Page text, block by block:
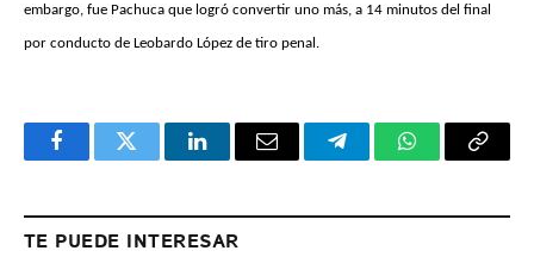
embargo, fue Pachuca que logró convertir uno más, a 14 minutos del final
por conducto de Leobardo López de tiro penal.
FacebookTwitter LinkedInEmail TelegramWhatsApp
Copy
TE PUEDE INTERESAR